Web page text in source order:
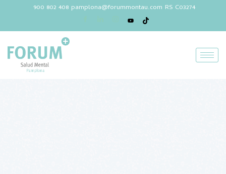
900 802 408 pamplona@forummontau.com RS C03274